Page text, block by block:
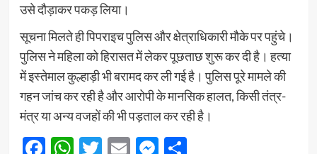
उसे दौड़ाकर पकड़ लिया।
सूचना मिलते ही पिपराइच पुलिस और क्षेत्राधिकारी मौके पर पहुंचे।
पुलिस ने महिला को हिरासत में लेकर पूछताछ शुरू कर दी है। हत्या
में इस्तेमाल कुल्हाड़ी भी बरामद कर ली गई है। पुलिस पूरे मामले की
गहन जांच कर रही है और आरोपी के मानसिक हालत, किसी तंत्र-
मंत्र या अन्य वजहों की भी पड़ताल कर रही है।
Facebook
WhatsApp
Twitter
EmailMessenger
Share